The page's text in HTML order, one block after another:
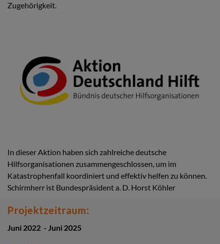
Zugehörigkeit.
In dieser Aktion haben sich zahlreiche deutsche
Hilfsorganisationen zusammengeschlossen, um im
Katastrophenfall koordiniert und effektiv helfen zu können.
Schirmherr ist Bundespräsident a. D. Horst Köhler
Projektzeitraum:
Juni 2022 - Juni 2025